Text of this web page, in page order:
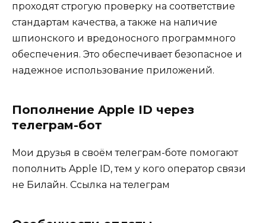
проходят строгую проверку на соответствие
стандартам качества, а также на наличие
шпионского и вредоносного программного
обеспечения. Это обеспечивает безопасное и
надежное использование приложений.
Пополнение Apple ID через
телеграм-бот
Мои друзья в своём телеграм-боте помогают
пополнить Apple ID, тем у кого оператор связи
не Билайн. Ссылка на телеграм